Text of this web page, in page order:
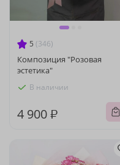
5 (346)
Композиция "Розовая
эстетика"
В наличии
4 900 ₽